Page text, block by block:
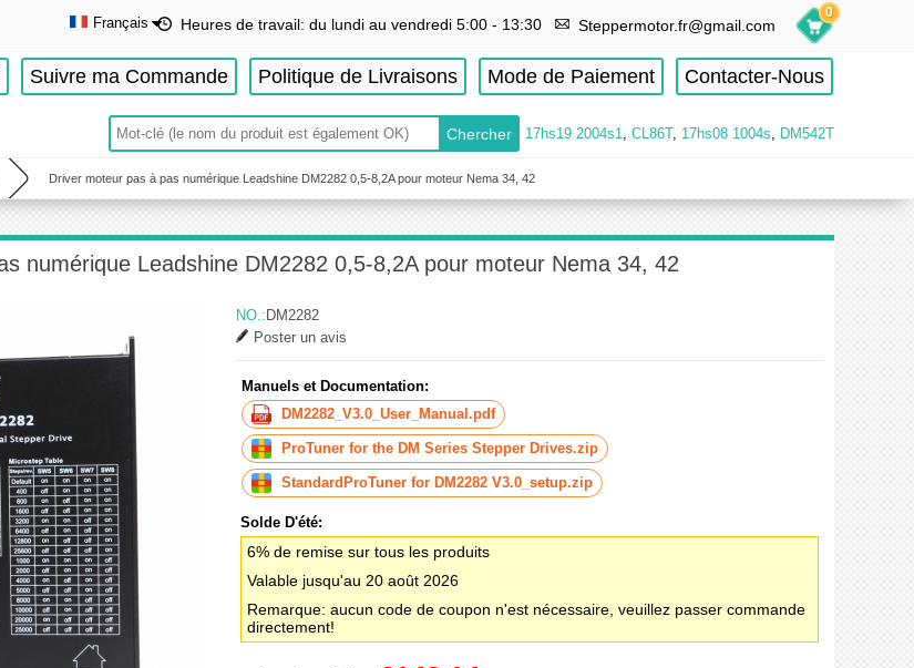
Français
Deutsch
Français
Español
Heures de travail: du lundi au vendredi 5:00 - 13:30 Steppermotor.fr@gmail.com
0
Suivre ma Commande Politique de Livraisons Mode de Paiement Contacter-Nous
17hs19 2004s1, CL86T, 17hs08 1004s, DM542T
Driver moteur pas à pas numérique Leadshine DM2282 0,5-8,2A pour moteur Nema 34, 42
numérique Leadshine DM2282 0,5-8,2A pour moteur Nema 34, 42
NO.: DM2282
Poster un avis
Manuels et Documentation:
DM2282_V3.0_User_Manual.pdf
ProTuner for the DM Series Stepper Drives.zip
StandardProTuner for DM2282 V3.0_setup.zip
Solde D'été:
6% de remise sur tous les produits
Valable jusqu'au 20 août 2026
Remarque: aucun code de coupon n'est nécessaire, veuillez passer commande
directement!